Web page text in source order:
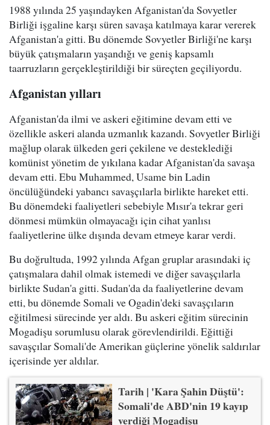
1988 yılında 25 yaşındayken Afganistan'da Sovyetler
Birliği işgaline karşı süren savaşa katılmaya karar vererek
Afganistan'a gitti. Bu dönemde Sovyetler Birliği'ne karşı
büyük çatışmaların yaşandığı ve geniş kapsamlı
taarruzların gerçekleştirildiği bir süreçten geçiliyordu.
Afganistan yılları
Afganistan'da ilmi ve askeri eğitimine devam etti ve
özellikle askeri alanda uzmanlık kazandı. Sovyetler Birliği
mağlup olarak ülkeden geri çekilene ve desteklediği
komünist yönetim de yıkılana kadar Afganistan'da savaşa
devam etti. Ebu Muhammed, Usame bin Ladin
öncülüğündeki yabancı savaşçılarla birlikte hareket etti.
Bu dönemdeki faaliyetleri sebebiyle Mısır'a tekrar geri
dönmesi mümkün olmayacağı için cihat yanlısı
faaliyetlerine ülke dışında devam etmeye karar verdi.
Bu doğrultuda, 1992 yılında Afgan gruplar arasındaki iç
çatışmalara dahil olmak istemedi ve diğer savaşçılarla
birlikte Sudan'a gitti. Sudan'da da faaliyetlerine devam
etti, bu dönemde Somali ve Ogadin'deki savaşçıların
eğitilmesi sürecinde yer aldı. Bu askeri eğitim sürecinin
Mogadişu sorumlusu olarak görevlendirildi. Eğittiği
savaşçılar Somali'de Amerikan güçlerine yönelik saldırılar
içerisinde yer aldılar.
Tarih | 'Kara Şahin Düştü':
Somali'de ABD'nin 19 kayıp
verdiği Mogadişu